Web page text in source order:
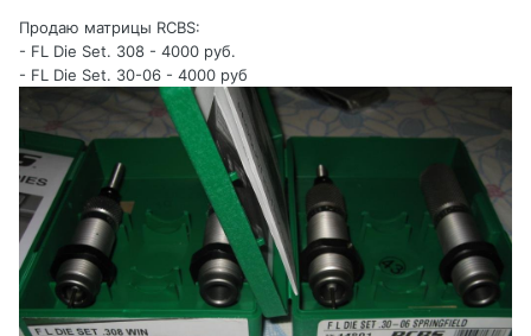
Продаю матрицы RCBS:
- FL Die Set. 308 - 4000 руб.
- FL Die Set. 30-06 - 4000 руб